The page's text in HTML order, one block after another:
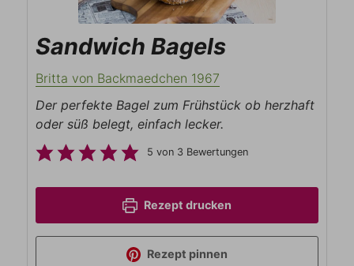
Sandwich Bagels
Britta von Backmaedchen 1967
Der perfekte Bagel zum Frühstück ob herzhaft
oder süß belegt, einfach lecker.
5 von 3Bewertungen
Rezept drucken
Rezept pinnen